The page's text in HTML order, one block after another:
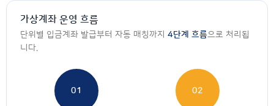
가상계좌 운영 흐름
단위별 입금계좌 발급부터 자동 매칭까지 4단계 흐름으로 처리됩
니다.
01 02